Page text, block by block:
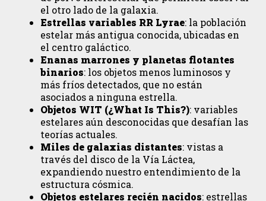
el otro lado de la galaxia.
Estrellas variables RR Lyrae: la población
estelar más antigua conocida, ubicadas en
el centro galáctico.
Enanas marrones y planetas flotantes
binarios: los objetos menos luminosos y
más fríos detectados, que no están
asociados a ninguna estrella.
Objetos WIT (¿What Is This?): variables
estelares aún desconocidas que desafían las
teorías actuales.
Miles de galaxias distantes: vistas a
través del disco de la Vía Láctea,
expandiendo nuestro entendimiento de la
estructura cósmica.
Objetos estelares recién nacidos: estrellas